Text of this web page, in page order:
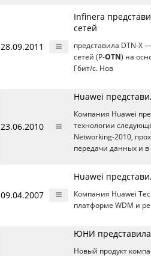
28.09.2011
Infinera
сетей
представила DTN-X
сетей (P-OTN) на
Гбит/с. Нов
23.06.2010
Huawei
Компания Huawei
технологии
Networking-2010,
передачи данных и в
09.04.2007
Huawei
Компания Huawei
платформе WDM и
ЮНИ представила
Новый продукт